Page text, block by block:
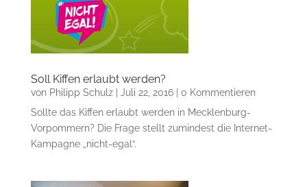
Soll Kiffen erlaubt werden?
von Philipp Schulz| Juli 22, 2016| 0 Kommentieren
Sollte das Kiffen erlaubt werden in Mecklenburg-
Vorpommern? Die Frage stellt zumindest die Internet-
Kampagne „nicht-egal“.